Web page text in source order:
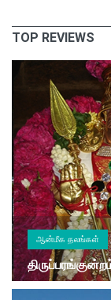
TOP REVIEWS
ஆன்மீக தலங்கள்